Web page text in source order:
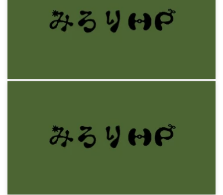
神仏が習合できた理由